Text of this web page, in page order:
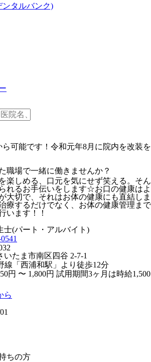
可能です！令和元年8月に院内を改装を
職場で一緒に働きませんか？
楽しめる、口元を気にせず笑える。そん
れるお手伝いをします☆お口の健康はよ
大切で、それはお体の健康にも直結しま
療するだけでなく、お体の健康管理まで
います！！
士(パート・アルバイト)
いたま市南区四谷 2-7-1
線「西浦和駅」より徒歩12分
円 〜 1,800円 試用期間3ヶ月は時給1,500
ら
ちの方